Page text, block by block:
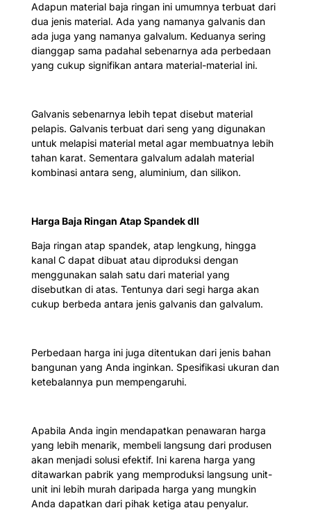
Adapun material baja ringan ini umumnya terbuat dari
dua jenis material. Ada yang namanya galvanis dan
ada juga yang namanya galvalum. Keduanya sering
dianggap sama padahal sebenarnya ada perbedaan
yang cukup signifikan antara material-material ini.
Galvanis sebenarnya lebih tepat disebut material
pelapis. Galvanis terbuat dari seng yang digunakan
untuk melapisi material metal agar membuatnya lebih
tahan karat. Sementara galvalum adalah material
kombinasi antara seng, aluminium, dan silikon.
Harga Baja Ringan Atap Spandek dll
Baja ringan atap spandek, atap lengkung, hingga
kanal C dapat dibuat atau diproduksi dengan
menggunakan salah satu dari material yang
disebutkan di atas. Tentunya dari segi harga akan
cukup berbeda antara jenis galvanis dan galvalum.
Perbedaan harga ini juga ditentukan dari jenis bahan
bangunan yang Anda inginkan. Spesifikasi ukuran dan
ketebalannya pun mempengaruhi.
Apabila Anda ingin mendapatkan penawaran harga
yang lebih menarik, membeli langsung dari produsen
akan menjadi solusi efektif. Ini karena harga yang
ditawarkan pabrik yang memproduksi langsung unit-
unit ini lebih murah daripada harga yang mungkin
Anda dapatkan dari pihak ketiga atau penyalur.